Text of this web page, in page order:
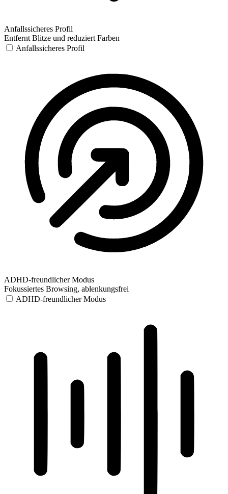
Anfallssicheres Profil
Entfernt Blitze und reduziert Farben
Anfallssicheres Profil
ADHD-freundlicher Modus
Fokussiertes Browsing, ablenkungsfrei
ADHD-freundlicher Modus